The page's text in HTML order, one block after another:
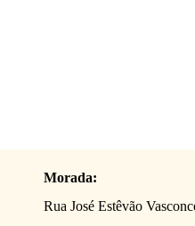
Morada:
Rua José Estêvão